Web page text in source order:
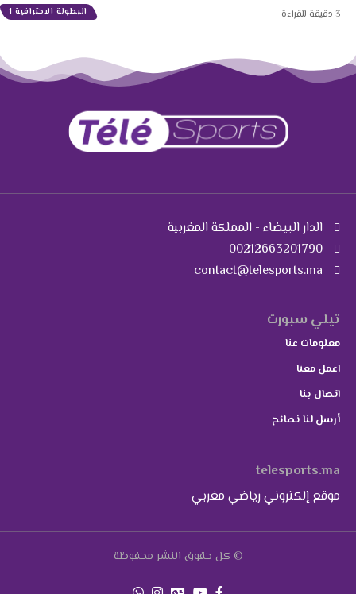
البطولة الاحترافية 1
الدار البيضاء - المملكة المغربية
00212663201790
contact@telesports.ma
تيلي سبورت
معلومات عنا
اعمل معنا
اتصال بنا
أرسل لنا نصائح
telesports.ma
موقع إلكتروني رياضي مغربي
© كل حقوق النشر محفوظة